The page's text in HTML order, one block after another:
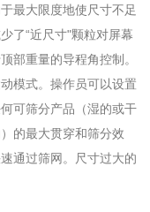
最大限度地使尺寸不足
了“近尺寸"颗粒对屏幕
部重量的导程角控制。
模式。操作员可以设置
可筛分产品（湿的或干
的最大贯穿和筛分效
通过筛网。尺寸过大的